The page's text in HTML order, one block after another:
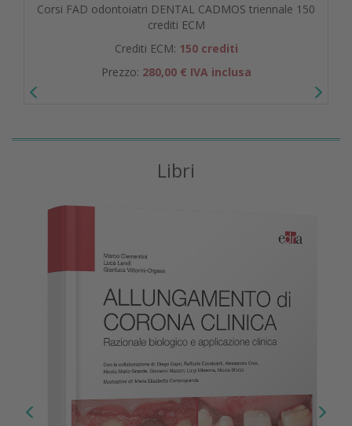
Corsi FAD odontoiatri DENTAL CADMOS triennale 150
crediti ECM
Crediti ECM: 150 crediti
Prezzo: 280,00 € IVA inclusa
Libri